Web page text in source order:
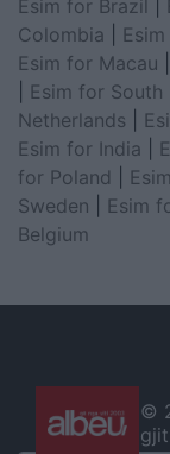
Esim for Brazil
Colombia
Esim for Macau
Esim for South
Netherlands
Esim for India
for Poland
Sweden
Esim
Belgium
©